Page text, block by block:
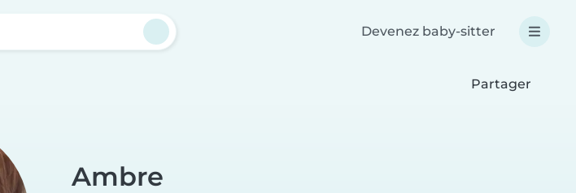
Devenez baby-sitter
Partager
Ambre